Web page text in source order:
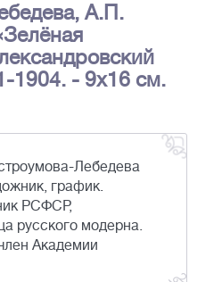
А.П.
1904. - 9х16 см.
Лебедева
график.
РСФСР,
русского модерна.
Академии